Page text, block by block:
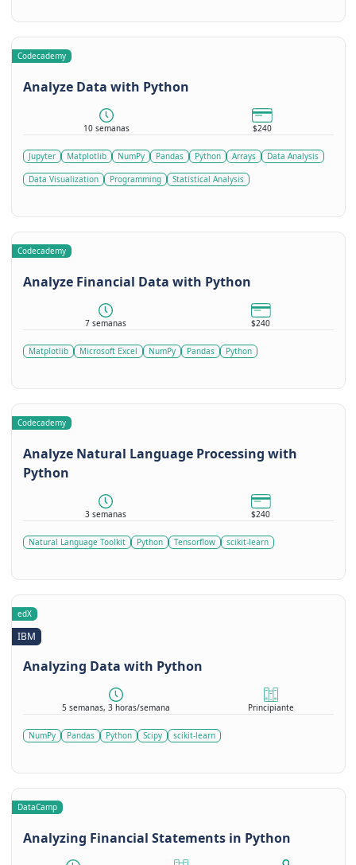
Codecademy
Analyze Data with Python
10 semanas $240
Jupyter Matplotlib NumPy Pandas Python Arrays Data Analysis
Data Visualization Programming Statistical Analysis
Codecademy
Analyze Financial Data with Python
7 semanas $240
Matplotlib Microsoft Excel NumPy Pandas Python
Codecademy
Analyze Natural Language Processing with
Python
3 semanas $240
Natural Language Toolkit Python Tensorflow scikit-learn
edX
IBM
Analyzing Data with Python
5 semanas, 3 horas/semana Principiante
NumPy Pandas Python Scipy scikit-learn
DataCamp
Analyzing Financial Statements in Python